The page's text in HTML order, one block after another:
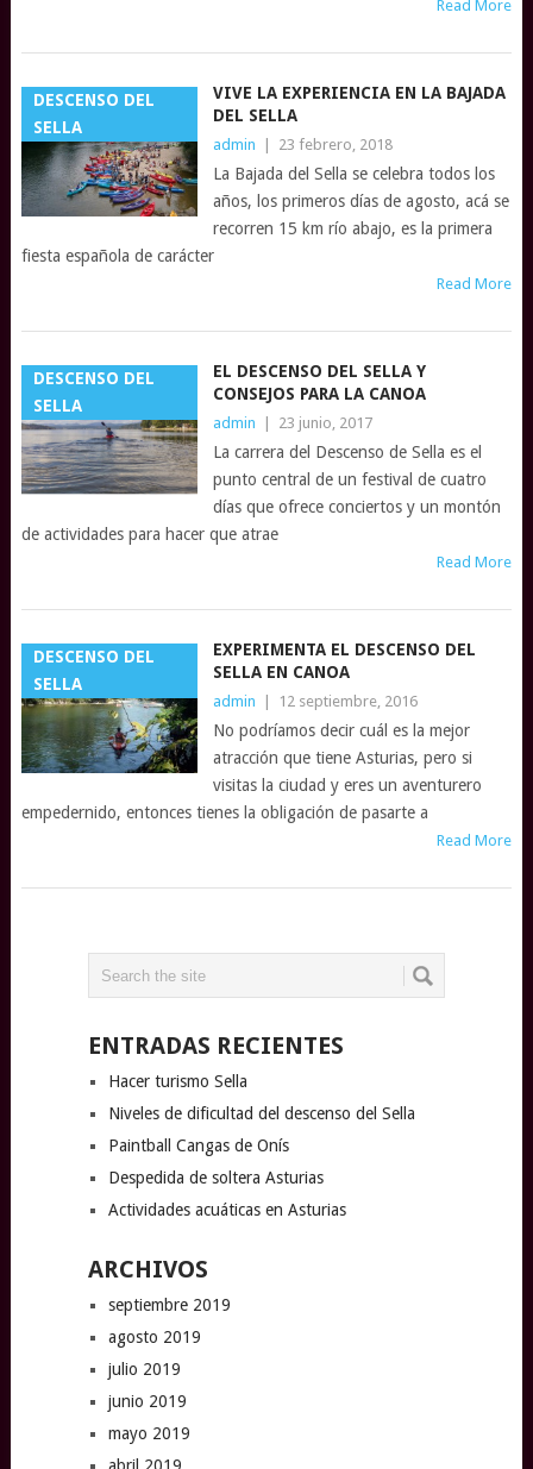
Read More
DESCENSO DEL
SELLA
VIVE LA EXPERIENCIA EN LA BAJADA
DEL SELLA
admin 23 febrero, 2018
La Bajada del Sella se celebra todos los
años, los primeros días de agosto, acá se
recorren 15 km río abajo, es la primera
fiesta española de carácter
Read More
DESCENSO DEL
SELLA
EL DESCENSO DEL SELLA Y
CONSEJOS PARA LA CANOA
admin 23 junio, 2017
La carrera del Descenso de Sella es el
punto central de un festival de cuatro
días que ofrece conciertos y un montón
de actividades para hacer que atrae
Read More
DESCENSO DEL
SELLA
EXPERIMENTA EL DESCENSO DEL
SELLA EN CANOA
admin 12 septiembre, 2016
No podríamos decir cuál es la mejor
atracción que tiene Asturias, pero si
visitas la ciudad y eres un aventurero
empedernido, entonces tienes la obligación de pasarte a
Read More
ENTRADAS RECIENTES
Hacer turismo Sella
Niveles de dificultad del descenso del Sella
Paintball Cangas de Onís
Despedida de soltera Asturias
Actividades acuáticas en Asturias
ARCHIVOS
septiembre 2019
agosto 2019
julio 2019
junio 2019
mayo 2019